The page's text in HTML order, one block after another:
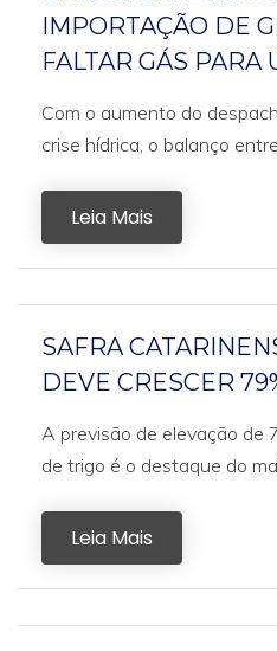
IMPORTAÇÃO DE
FALTAR GÁS PARA
Com o aumento do
crise hídrica, o balanço
Leia Mais
SAFRA
DEVE CRESCER
A previsão de elevação de
de trigo é o destaque do
Leia Mais